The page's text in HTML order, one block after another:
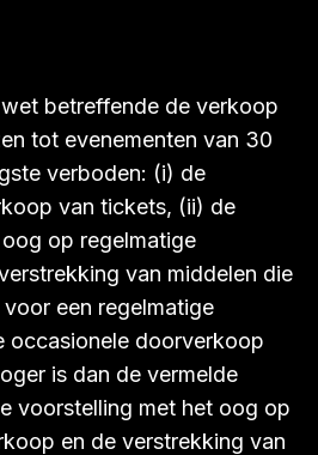
betreffende de verkoop
tot evenementen van 30
verboden: (i) de
van tickets, (ii) de
op regelmatige
van middelen die
een regelmatige
occasionele doorverkoop
is dan de vermelde
voorstelling met het oog op
en de verstrekking van